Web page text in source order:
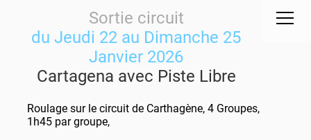
Sortie circuit
du Jeudi 22 au Dimanche 25
Janvier 2026
Cartagena avec Piste Libre
Roulage sur le circuit de Carthagène, 4 Groupes,
1h45 par groupe,